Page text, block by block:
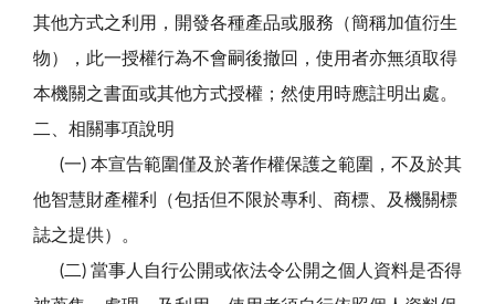
其他方式之利用，開發各種產品或服務（簡稱加值衍生
物），此一授權行為不會嗣後撤回，使用者亦無須取得
本機關之書面或其他方式授權；然使用時應註明出處。
二、相關事項說明
(一) 本宣告範圍僅及於著作權保護之範圍，不及於其
他智慧財產權利（包括但不限於專利、商標、及機關標
誌之提供）。
(二) 當事人自行公開或依法令公開之個人資料是否得